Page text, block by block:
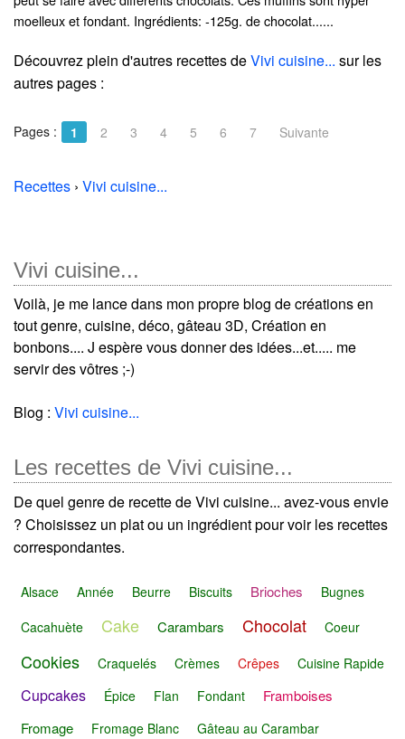
moelleux et fondant. Ingrédients: -125g. de chocolat......
Découvrez plein d'autres recettes deVivi cuisine... sur les
autres pages :
Pages : 1 2 3 4 5 6 7 Suivante
Recettes › Vivi cuisine...
Vivi cuisine...
Voilà, je me lance dans mon propre blog de créations en
tout genre, cuisine, déco, gâteau 3D, Création en
bonbons.... J espère vous donner des idées...et..... me
servir des vôtres ;-)
Blog : Vivi cuisine...
Les recettes de Vivi cuisine...
De quel genre de recette de Vivi cuisine... avez-vous envie
? Choisissez un plat ou un ingrédient pour voir les recettes
correspondantes.
Alsace Année Beurre Biscuits Brioches
Bugnes
Cacahuète
Cake Carambars Chocolat Coeur
Cookies Craquelés Crèmes Crêpes Cuisine Rapide
Cupcakes Épice Flan Fondant
Framboises
Fromage
Fromage Blanc Gâteau au Carambar